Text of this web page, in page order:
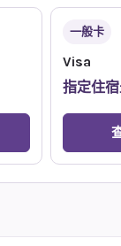
一般卡
Visa
指定住